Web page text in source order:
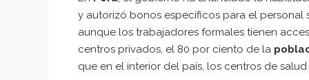
y autorizó bonos específicos para el personal
aunque los trabajadores formales tienen
centros privados, el 80 por ciento de la
que en el interior del país, los centros de